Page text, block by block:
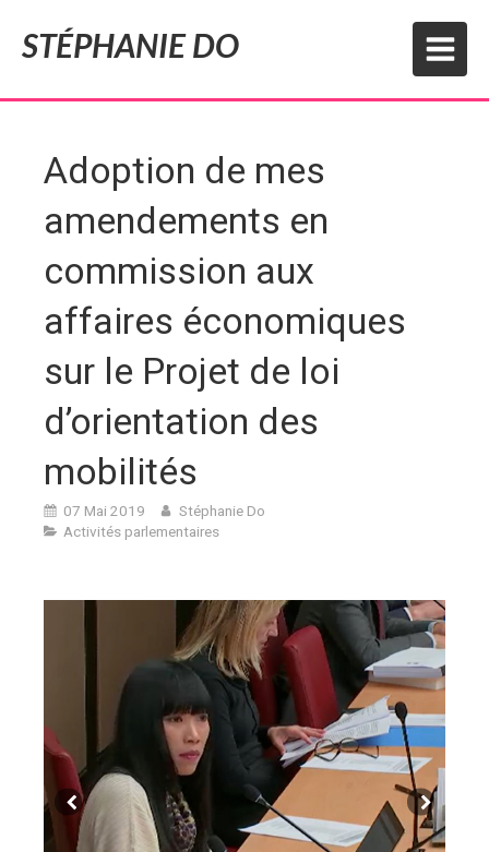
STÉPHANIE DO
Adoption de mes
amendements en
commission aux
affaires économiques
sur le Projet de loi
d’orientation des
mobilités
07 Mai 2019
Stéphanie Do
Activités parlementaires